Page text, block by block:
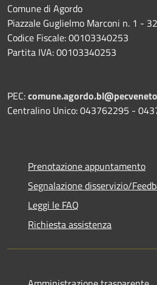
Comune di Agordo
Piazzale Guglielmo Marconi n. 1 -
Codice Fiscale: 00103340253
Partita IVA: 00103340253
PEC:
Centralino Unico: 043762295 -
Prenotazione appuntamento
Segnalazione disservizio/
Leggi le FAQ
Richiesta assistenza